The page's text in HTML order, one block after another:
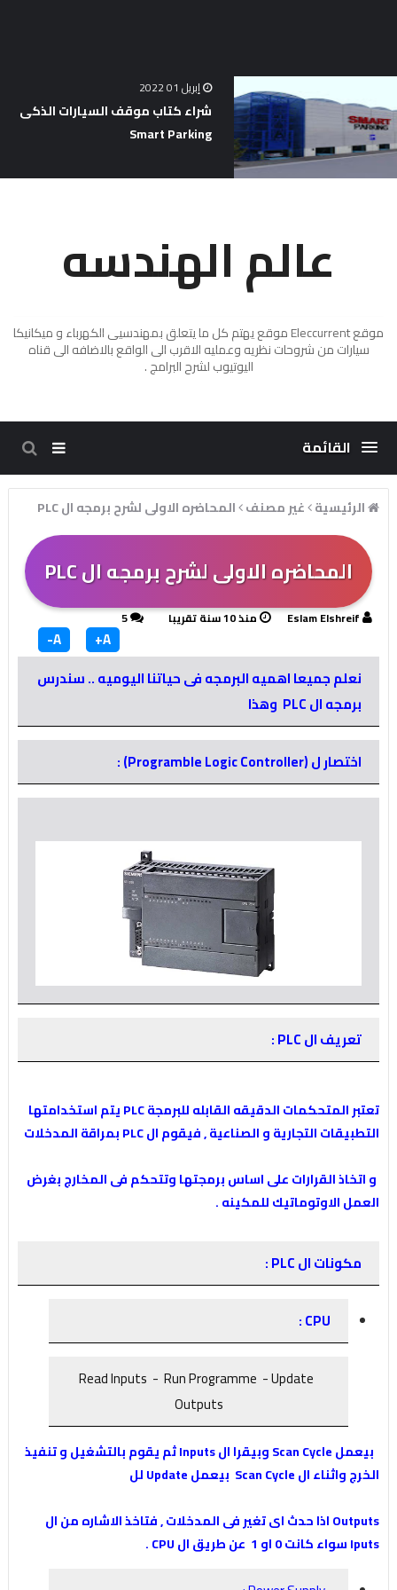
إبريل 01 2022
شراء كتاب موقف السيارات الذكى
Smart Parking
عالم الهندسه
موقع Eleccurrent موقع يهتم كل ما يتعلق بمهندسيى الكهرباء و ميكانيكا
سيارات من شروحات نظريه وعمليه الاقرب الى الواقع بالاضافه الى قناه
اليوتيوب لشرح البرامج .
القائمة
الرئيسية غير مصنف المحاضره الاولى لشرح برمجه ال PLC
المحاضره الاولى لشرح برمجه ال PLC
Eslam Elshreif منذ 10 سنة تقريبا 5
A+
A-
نعلم جميعا اهميه البرمجه فى حياتنا اليوميه .. سندرس
برمجه ال PLC وهذا
اختصار ل (Programble Logic Controller) :
تعريف ال PLC :
تعتبر المتحكمات الدقيقه القابله للبرمجة PLC يتم استخدامتها
التطبيقات التجارية و الصناعية , فيقوم ال PLC بمراقة المدخلات
و اتخاذ القرارات على اساس برمجتها وتتحكم فى المخارج بغرض
العمل الاوتوماتيك للمكينه .
مكونات ال PLC :
CPU :
Read Inputs - Run Programme - Update
Outputs
بيعمل Scan Cycle وبيقرا ال Inputs ثم يقوم بالتشغيل و تنفيذ
الخرج واثناء ال Scan Cycle بيعمل Update لل
Outputs اذا حدث اى تغير فى المدخلات , فتاخذ الاشاره من ال
Iputs سواء كانت 0 او 1 عن طريق ال CPU .